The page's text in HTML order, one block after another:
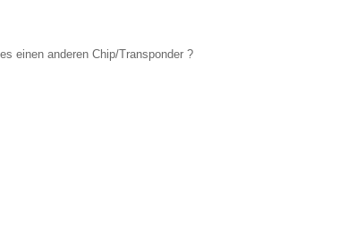
einen anderen Chip/Transponder ?